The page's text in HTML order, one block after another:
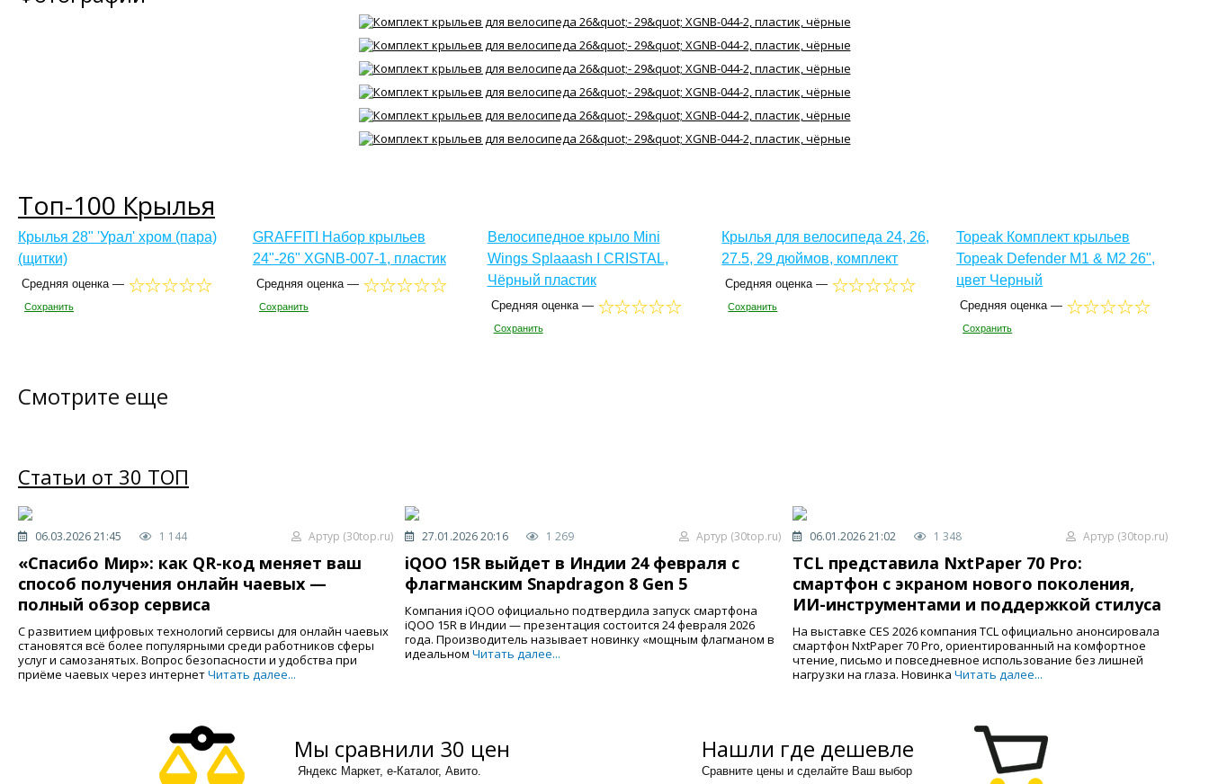
Топ-100 Крылья
Крылья 28" 'Урал' хром (пара)
(щитки)
Средняя оценка —
Сохранить
GRAFFITI Набор крыльев
24"-26" XGNB-007-1, пластик
Средняя оценка —
Сохранить
Велосипедное крыло Mini
Wings Splaaash I CRISTAL,
Чёрный пластик
Средняя оценка —
Сохранить
Крылья для велосипеда 24, 26,
27.5, 29 дюймов, комплект
Средняя оценка —
Сохранить
Topeak Комплект крыльев
Topeak Defender M1 & M2 26ʺ,
цвет Черный
Средняя оценка —
Сохранить
Смотрите еще
Статьи от 30 ТОП
06.03.2026 21:45 1 144 Артур (30top.ru)
«Спасибо Мир»: как QR-код меняет ваш
способ получения онлайн чаевых —
полный обзор сервиса
С развитием цифровых технологий сервисы для онлайн чаевых
становятся всё более популярными среди работников сферы
услуг и самозанятых. Вопрос безопасности и удобства при
приёме чаевых через интернетЧитать далее...
27.01.2026 20:16 1 269 Артур (30top.ru)
iQOO 15R выйдет в Индии 24 февраля с
флагманским Snapdragon 8 Gen 5
Компания iQOO официально подтвердила запуск смартфона
iQOO 15R в Индии — презентация состоится 24 февраля 2026
года. Производитель называет новинку «мощным флагманом в
идеальномЧитать далее...
06.01.2026 21:02 1 348 Артур (30top.ru)
TCL представила NxtPaper 70 Pro:
смартфон с экраном нового поколения,
ИИ-инструментами и поддержкой стилуса
На выставке CES 2026 компания TCL официально анонсировала
смартфон NxtPaper 70 Pro, ориентированный на комфортное
чтение, письмо и повседневное использование без лишней
нагрузки на глаза. Новинка Читать далее...
Мы сравнили 30 цен
Яндекс Маркет, е-Каталог, Авито.
Нашли где дешевле
Сравните цены и сделайте Ваш выбор